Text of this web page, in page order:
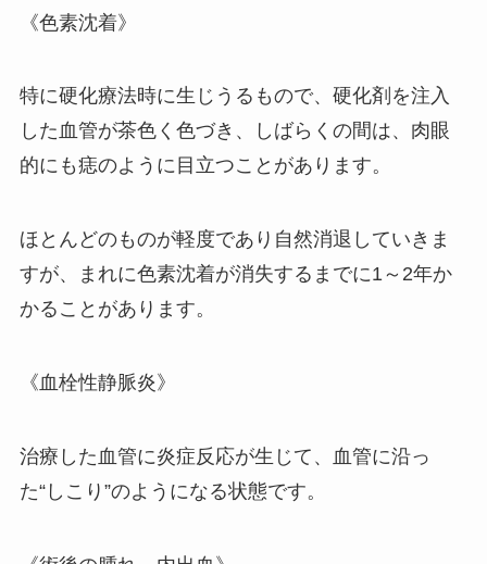
《色素沈着》
特に硬化療法時に生じうるもので、硬化剤を注入
した血管が茶色く色づき、しばらくの間は、肉眼
的にも痣のように目立つことがあります。
ほとんどのものが軽度であり自然消退していきま
すが、まれに色素沈着が消失するまでに1～2年か
かることがあります。
《血栓性静脈炎》
治療した血管に炎症反応が生じて、血管に沿っ
た“しこり”のようになる状態です。